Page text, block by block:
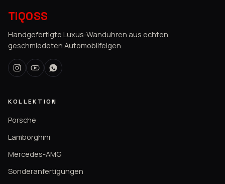
TIQOSS
Handgefertigte Luxus-Wanduhren aus echten
geschmiedeten Automobilfelgen.
KOLLEKTION
Porsche
Lamborghini
Mercedes-AMG
Sonderanfertigungen